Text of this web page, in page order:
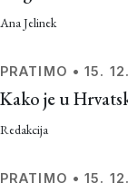
Ana Jelinek
PRATIMO • 15.
Kako je u
Redakcija
PRATIMO • 15.